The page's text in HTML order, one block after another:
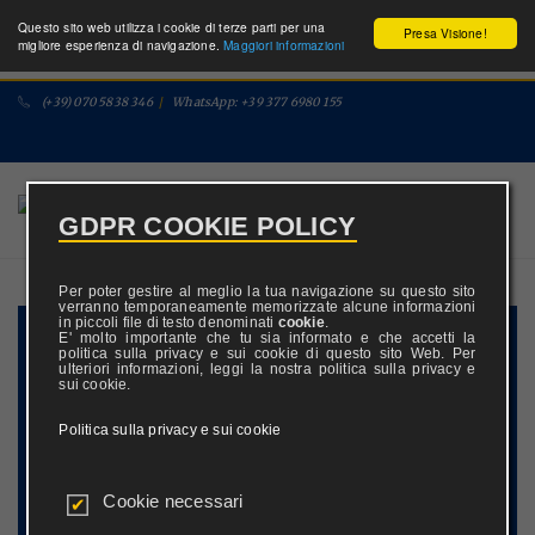
Presa Visione!
Questo sito web utilizza i cookie di terze parti per una
migliore esperienza di navigazione.Maggiori informazioni
(+39) 070 5838 346 / WhatsApp: +39 377 6980 155
Dal Al
Adulti Ragazzi
GDPR COOKIE POLICY
Per poter gestire al meglio la tua navigazione su questo sito
verranno temporaneamente memorizzate alcune informazioni
in piccoli file di testo denominati cookie.
E' molto importante che tu sia informato e che accetti la
politica sulla privacy e sui cookie di questo sito Web. Per
ulteriori informazioni, leggi la nostra politica sulla privacy e
sui cookie.
Politica sulla privacy e sui cookie
Cookie necessari